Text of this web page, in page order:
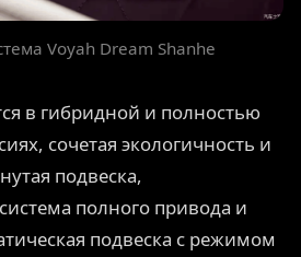
Voyah Dream Shanhe
в гибридной и полностью
сочетая экологичность и
подвеска,
полного привода и
подвеска с режимом